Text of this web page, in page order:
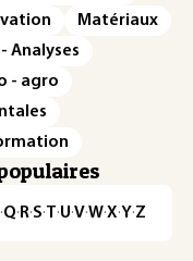
Matériaux
Analyses
- agro
·Q· R·S·T·U·V·W·X·Y·Z